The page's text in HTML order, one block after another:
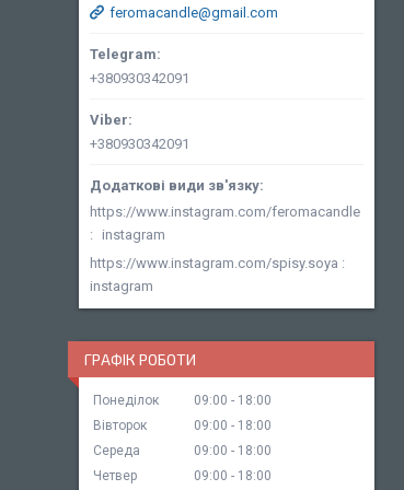
feromacandle@gmail.com
+380930342091
+380930342091
https://www.instagram.com/feromacandle
instagram
https://www.instagram.com/spisy.soya
instagram
ГРАФІК РОБОТИ
Понеділок 09:00
18:00
Вівторок
09:00
18:00
Середа
09:00
18:00
Четвер
09:00 18:00